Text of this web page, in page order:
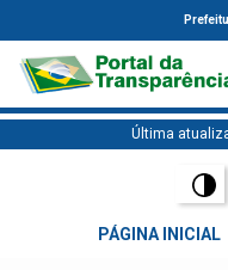
Última
PÁGINA INICIAL